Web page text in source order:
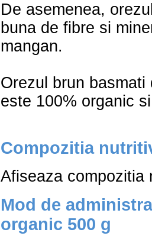
De asemenea,
buna de fibre si
mangan.
Orezul brun
este 100% organic
Compozitia
Afiseaza compozitia
Mod de
organic 500 g